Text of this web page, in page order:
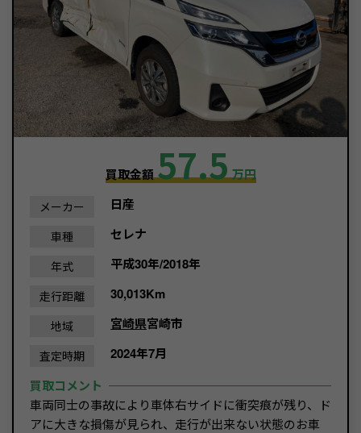
買取金額57.5万円
メーカー 日産
車種 セレナ
年式 平成30年/2018年
走行距離 30,013Km
地域 宮崎県宮崎市
査定時期
2024年7月
買取コメント
車両同士の事故により車体右サイドに衝突痕が残り、ド
アに大きな損傷が見られ、走行が出来ない状態のお車